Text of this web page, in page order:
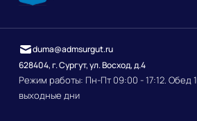
628404, г. Сургут, ул. Восход, д.4
Режим работы: Пн-Пт 09:00 - 17:12. Обед
выходные дни
duma@admsurgut.ru